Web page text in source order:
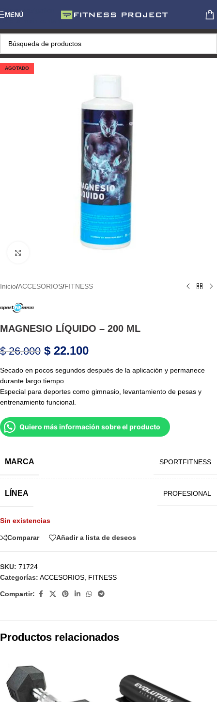
Skip to navigation
Skip to main content
MENÚ
AGOTADO
Inicio/ACCESORIOS/FITNESS
MAGNESIO LÍQUIDO – 200 ML
$26.000 $ 22.100
Secado en pocos segundos después de la aplicación y permanece
durante largo tiempo.
Especial para deportes como gimnasio, levantamiento de pesas y
entrenamiento funcional.
Quiero más información sobre el producto
MARCA SPORTFITNESS
LÍNEA PROFESIONAL
Sin existencias
Comparar Añadir a lista de deseos
SKU: 71724
Categorías: ACCESORIOS FITNESS
Compartir:
Productos relacionados